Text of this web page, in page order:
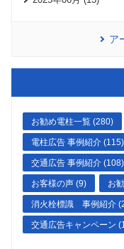
ア
お勧め電柱一覧 (280)
電柱広告 事例紹介 (115)
交通広告 事例紹介 (108)
お客様の声 (9) お
消火栓標識 事例紹介
交通広告キャンペーン